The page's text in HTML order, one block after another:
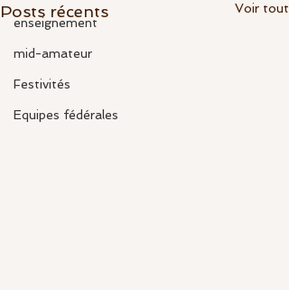
enseignement
mid-amateur
Festivités
Equipes fédérales
Posts récents Voir tout